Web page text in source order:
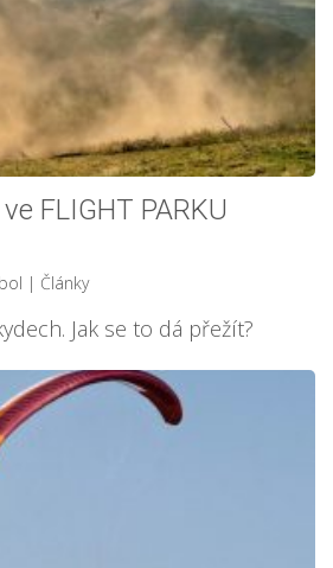
FLIGHT PARKU
| Články
Jak se to dá přežít?